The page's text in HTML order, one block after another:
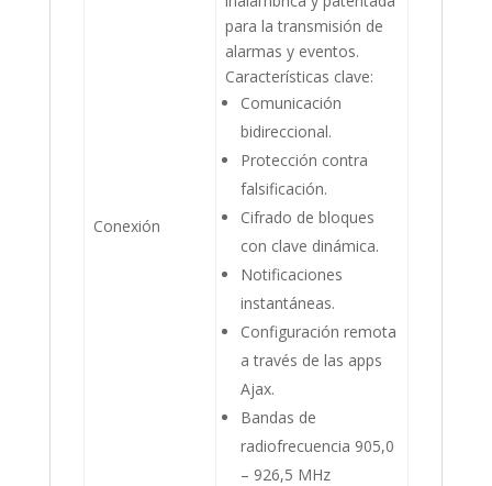
Conexión
para la transmisión de
alarmas y eventos.
Características clave:
Comunicación
bidireccional.
Protección contra
falsificación.
Cifrado de bloques
con clave dinámica.
Notificaciones
instantáneas.
Configuración remota
a través de las apps
Ajax.
Bandas de
radiofrecuencia 905,0
– 926,5 MHz